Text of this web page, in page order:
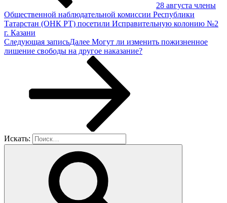
28 августа члены
Общественной наблюдательной комиссии Республики
Татарстан (ОНК РТ) посетили Исправительную колонию №2
г. Казани
Следующая записьДалее Могут ли изменить пожизненное
лишение свободы на другое наказание?
Искать: